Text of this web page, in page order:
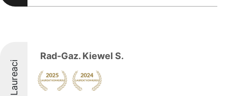
Laureaci
Rad-Gaz. Kiewel S.